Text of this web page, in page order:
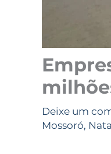
Deixe um
Mossoró,